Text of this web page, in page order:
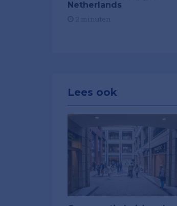
Netherlands
Lees ook